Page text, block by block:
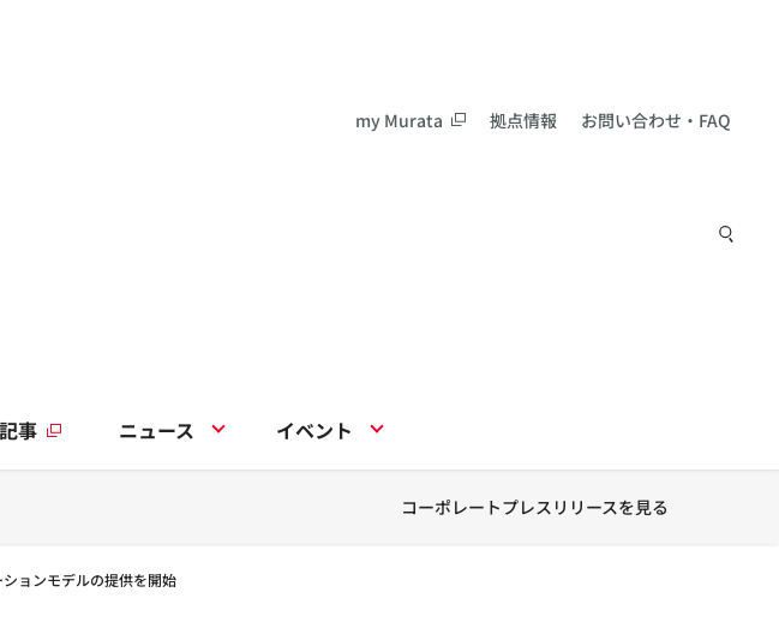
my Murata 拠点情報 お問い合わせ・FAQ
事 ニュース イベント
コーポレートプレスリリースを見る
ョンモデルの提供を開始